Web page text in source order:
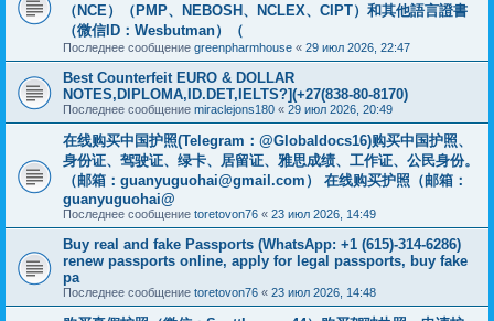
（NCE）（PMP、NEBOSH、NCLEX、CIPT）和其他語言證書
（微信ID：Wesbutman）（
Последнее сообщение greenpharmhouse « 29 июл 2026, 22:47
Best Counterfeit EURO & DOLLAR
NOTES,DIPLOMA,ID.DET,IELTS?](+27(838-80-8170)
Последнее сообщение miraclejons180 « 29 июл 2026, 20:49
在线购买中国护照(Telegram：@Globaldocs16)购买中国护照、
身份证、驾驶证、绿卡、居留证、雅思成绩、工作证、公民身份。
（邮箱： guanyuguohai@gmail.com ） 在线购买护照（邮箱：
guanyuguohai@
Последнее сообщение toretovon76 « 23 июл 2026, 14:49
Buy real and fake Passports (WhatsApp: +1 (615)-314-6286)
renew passports online, apply for legal passports, buy fake
pa
Последнее сообщение toretovon76 « 23 июл 2026, 14:48